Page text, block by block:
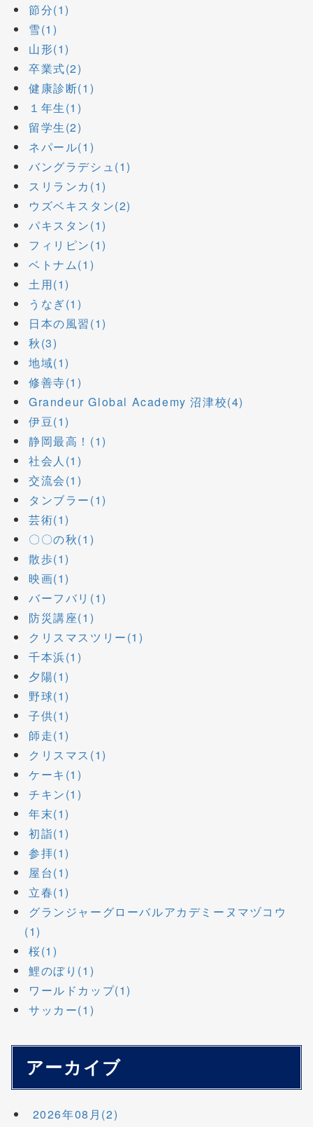
節分(1)
雪(1)
山形(1)
卒業式(2)
健康診断(1)
１年生(1)
留学生(2)
ネパール(1)
バングラデシュ(1)
スリランカ(1)
ウズベキスタン(2)
パキスタン(1)
フィリピン(1)
ベトナム(1)
土用(1)
うなぎ(1)
日本の風習(1)
秋(3)
地域(1)
修善寺(1)
Grandeur Global Academy 沼津校(4)
伊豆(1)
静岡最高！(1)
社会人(1)
交流会(1)
タンブラー(1)
芸術(1)
〇〇の秋(1)
散歩(1)
映画(1)
バーフバリ(1)
防災講座(1)
クリスマスツリー(1)
千本浜(1)
夕陽(1)
野球(1)
子供(1)
師走(1)
クリスマス(1)
ケーキ(1)
チキン(1)
年末(1)
初詣(1)
参拝(1)
屋台(1)
立春(1)
グランジャーグローバルアカデミーヌマヅコウ
(1)
桜(1)
鯉のぼり(1)
ワールドカップ(1)
サッカー(1)
アーカイブ
2026年08月(2)